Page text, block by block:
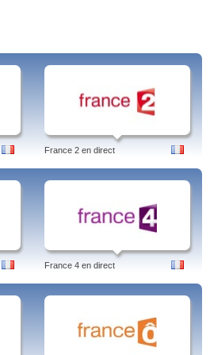
France 2 en direct
France 4 en direct